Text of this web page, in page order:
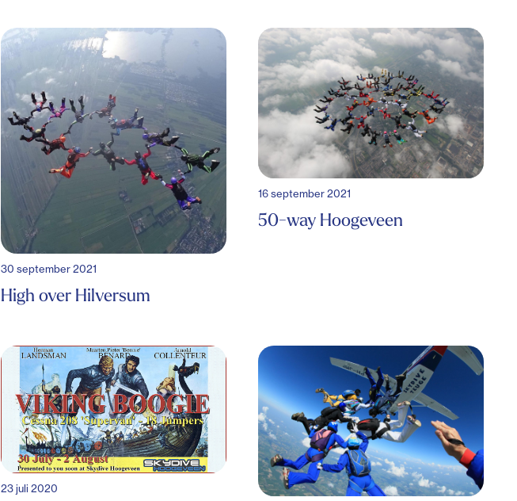
30 september 2021
High over Hilversum
16 september 2021
50-way Hoogeveen
23 juli 2020